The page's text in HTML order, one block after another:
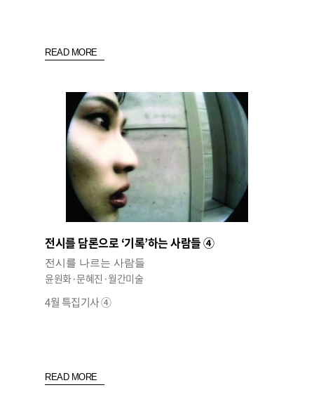
READ MORE
전시를 담론으로 ‘기록’하는 사람들 ④
전시를 나르는 사람들
윤원화·문혜진·월간미술
4월 특집기사 ④
READ MORE